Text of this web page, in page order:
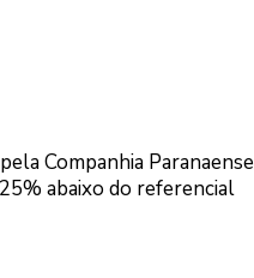
Companhia Paranaense
abaixo do referencial